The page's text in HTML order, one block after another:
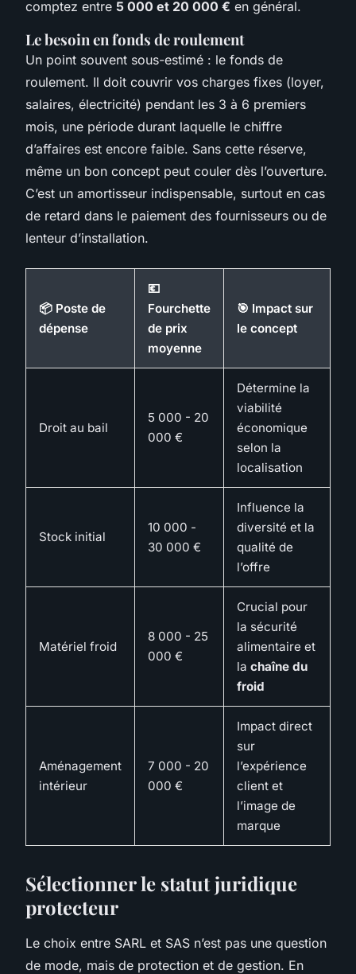
comptez entre 5 000 et 20 000 € en général.
Le besoin en fonds de roulement
Un point souvent sous-estimé : le fonds de
roulement. Il doit couvrir vos charges fixes (loyer,
salaires, électricité) pendant les 3 à 6 premiers
mois, une période durant laquelle le chiffre
d’affaires est encore faible. Sans cette réserve,
même un bon concept peut couler dès l’ouverture.
C’est un amortisseur indispensable, surtout en cas
de retard dans le paiement des fournisseurs ou de
lenteur d’installation.
📦 Poste de
dépense
💶
Fourchette
de prix
moyenne
🎯 Impact sur
le concept
Droit au bail
5 000 - 20
000 €
Détermine la
viabilité
économique
selon la
localisation
Stock initial
10 000 -
30 000 €
Influence la
diversité et la
qualité de
l’offre
Matériel froid
8 000 - 25
000 €
Crucial pour
la sécurité
alimentaire et
la chaîne du
froid
Aménagement
intérieur
7 000 - 20
000 €
Impact direct
sur
l’expérience
client et
l’image de
marque
Sélectionner le statut juridique
protecteur
Le choix entre SARL et SAS n’est pas une question
de mode, mais de protection et de gestion. En